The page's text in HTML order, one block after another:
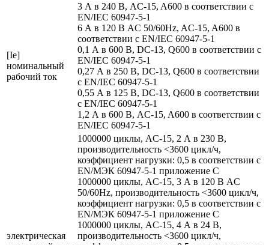
[Ie]
номинальный
рабочий ток
3 А в 240 В, AC-15, A600 в соответствии с
EN/IEC 60947-5-1
6 А в 120 В AC 50/60Hz, AC-15, A600 в
соответствии с EN/IEC 60947-5-1
0,1 А в 600 В, DC-13, Q600 в соответствии с
EN/IEC 60947-5-1
0,27 А в 250 В, DC-13, Q600 в соответствии
с EN/IEC 60947-5-1
0,55 А в 125 В, DC-13, Q600 в соответствии
с EN/IEC 60947-5-1
1,2 А в 600 В, AC-15, A600 в соответствии с
EN/IEC 60947-5-1
электрическая
1000000 циклы, AC-15, 2 А в 230 В,
производительность <3600 цикл/ч,
коэффициент нагрузки: 0,5 в соответствии с
EN/МЭК 60947-5-1 приложение С
1000000 циклы, AC-15, 3 А в 120 В AC
50/60Hz, производительность <3600 цикл/ч,
коэффициент нагрузки: 0,5 в соответствии с
EN/МЭК 60947-5-1 приложение С
1000000 циклы, AC-15, 4 А в 24 В,
производительность <3600 цикл/ч,